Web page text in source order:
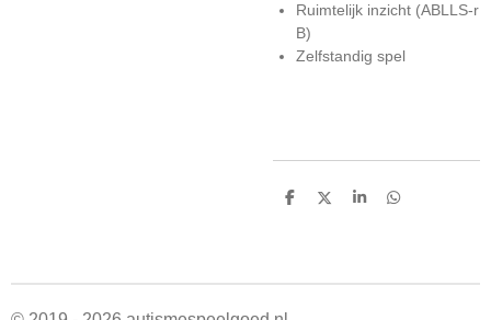
Ruimtelijk inzicht (ABLLS-r
B)
Zelfstandig spel
D
D
S
D